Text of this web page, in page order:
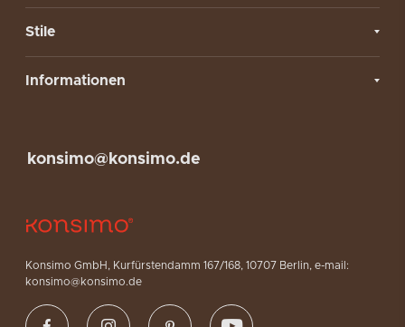
Stile
Informationen
Konsimo GmbH, Kurfürstendamm 167/168, 10707 Berlin, e-mail:
konsimo@konsimo.de
konsimo@konsimo.de